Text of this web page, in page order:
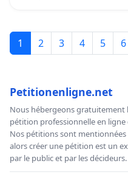
1 2 3 4 5 6
Petitionenligne.net
Nous hébergeons gratuitement
pétition professionnelle en
Nos pétitions sont
alors créer une pétition est un
par le public et par les décideurs.